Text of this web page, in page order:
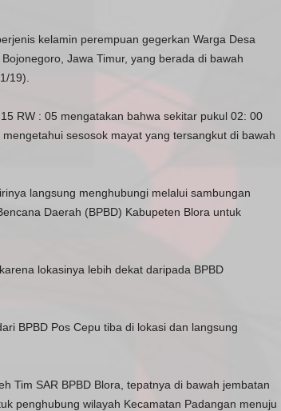
kelamin perempuan gegerkan Warga Desa
Jawa Timur, yang berada di bawah
19).
RW : 05 mengatakan bahwa sekitar pukul 02: 00
sesosok mayat yang tersangkut di bawah
langsung menghubungi melalui sambungan
Daerah (BPBD) Kabupeten Blora untuk
lokasinya lebih dekat daripada BPBD
BPBD Pos Cepu tiba di lokasi dan langsung
Tim SAR BPBD Blora, tepatnya di bawah jembatan
penghubung wilayah Kecamatan Padangan menuju